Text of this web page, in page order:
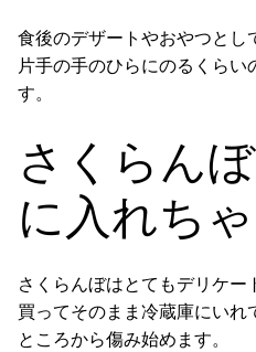
食後のデザートやおやつとし
片手の手のひらにのるくらい
す。
さくらん
に入れち
さくらんぼはとてもデリケー
買ってそのまま冷蔵庫にいれ
ところから傷み始めます。